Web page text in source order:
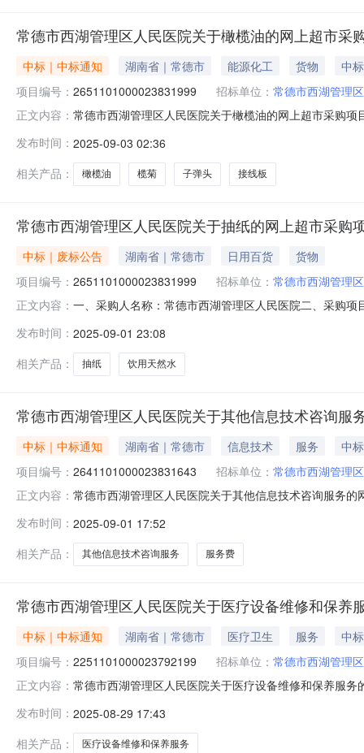
常德市西湖管理区人民医院关于橄榄油的网上超市采
中标｜中标通知 湖南省｜常德市 能源化工 货物
中
项目编号： 2651101000023831999 招标单位： 常德市西湖管理
正文内容： 常德市西湖管理区人民医院关于橄榄油的网上超市采购
行政区划名称:湖南省常德市西湖管理区报价起止时间:-
发布时间： 2025-09-03 02:36
相关产品：
橄榄油 榄菊 子弹头 接线板
常德市西湖管理区人民医院关于抽纸的网上超市采购
中标｜废标公告 湖南省｜常德市 日用百货
货物
项目编号： 2651101000023831999 招标单位： 常德市西湖管理
正文内容： 一、采购人名称：常德市西湖管理区人民医院二、采购
此商品销售价格偏高,高出平均销售价(￥19.49)2.62%；[
发布时间： 2025-09-01 23:08
相关产品：
抽纸 饮用天然水
常德市西湖管理区人民医院关于其他信息技术咨询服
中标｜中标通知 湖南省｜常德市 信息技术 服务
中
项目编号： 2641101000023831643 招标单位： 常德市西湖管理
正文内容： 常德市西湖管理区人民医院关于其他信息技术咨询服务
行政区划编码:430714项目所在行政区划名称:湖南省常
发布时间： 2025-09-01 17:52
相关产品：
其他信息技术咨询服务 服务费
常德市西湖管理区人民医院关于医疗设备维修和保养
中标｜中标通知 湖南省｜常德市 医疗卫生 服务
中
项目编号： 2251101000023792199 招标单位： 常德市西湖管理
正文内容： 常德市西湖管理区人民医院关于医疗设备维修和保养服
目所在行政区划编码:430714项目所在行政区划名称:湖
发布时间： 2025-08-29 17:43
相关产品：
医疗设备维修和保养服务